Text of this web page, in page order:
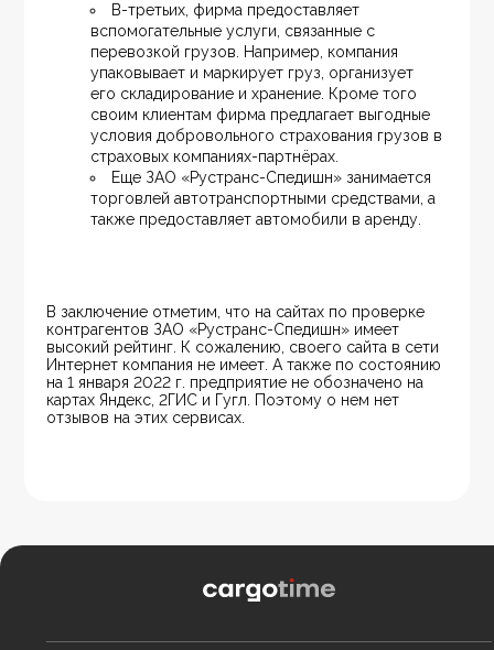
В-третьих, фирма предоставляет
вспомогательные услуги, связанные с
перевозкой грузов. Например, компания
упаковывает и маркирует груз, организует
его складирование и хранение. Кроме того
своим клиентам фирма предлагает выгодные
условия добровольного страхования грузов в
страховых компаниях-партнёрах.
Еще ЗАО «Рустранс-Спедишн» занимается
торговлей автотранспортными средствами, а
также предоставляет автомобили в аренду.
В заключение отметим, что на сайтах по проверке
контрагентов ЗАО «Рустранс-Спедишн» имеет
высокий рейтинг. К сожалению, своего сайта в сети
Интернет компания не имеет. А также по состоянию
на 1 января 2022 г. предприятие не обозначено на
картах Яндекс, 2ГИС и Гугл. Поэтому о нем нет
отзывов на этих сервисах.